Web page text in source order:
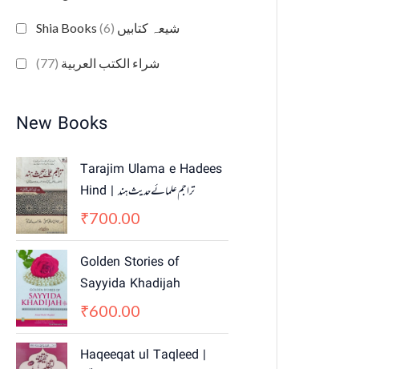
Shia Books شیعہ کتابیں (6)
شراء الكتب العربية (77)
New Books
Tarajim Ulama e Hadees
Hind | تراجم علمائے حديث ہند
₹700.00
Golden Stories of
Sayyida Khadijah
₹600.00
Haqeeqat ul Taqleed |